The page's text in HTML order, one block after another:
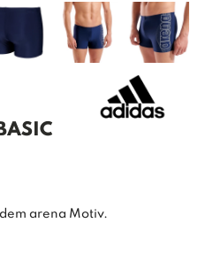
arena Motiv.